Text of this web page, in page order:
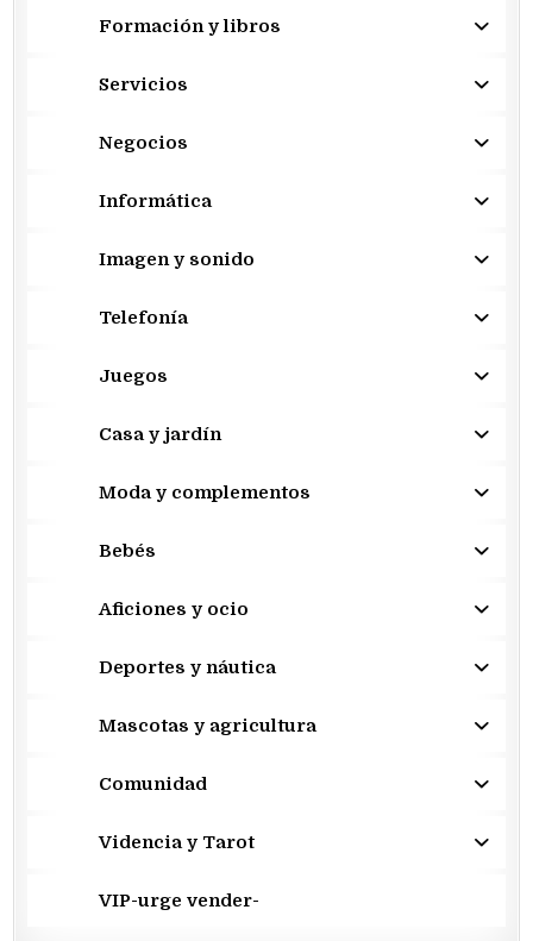
Formación y libros
Servicios
Negocios
Informática
Imagen y sonido
Telefonía
Juegos
Casa y jardín
Moda y complementos
Bebés
Aficiones y ocio
Deportes y náutica
Mascotas y agricultura
Comunidad
Videncia y Tarot
VIP-urge vender-